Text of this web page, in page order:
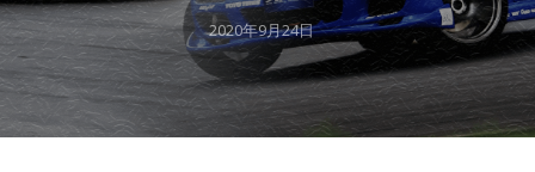
Posted
on
2020年9月24日